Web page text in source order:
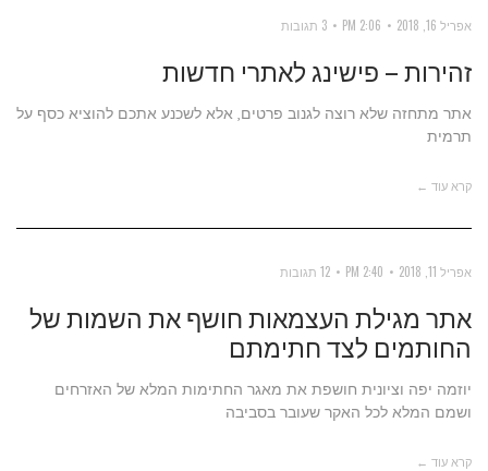
אפריל 16, 2018 2:06 PM 3 תגובות
זהירות – פישינג לאתרי חדשות
אתר מתחזה שלא רוצה לגנוב פרטים, אלא לשכנע אתכם להוציא כסף על
תרמית
קרא עוד ←
אפריל 11, 2018 2:40 PM 12 תגובות
אתר מגילת העצמאות חושף את השמות של
החותמים לצד חתימתם
יוזמה יפה וציונית חושפת את מאגר החתימות המלא של האזרחים
ושמם המלא לכל האקר שעובר בסביבה
קרא עוד ←